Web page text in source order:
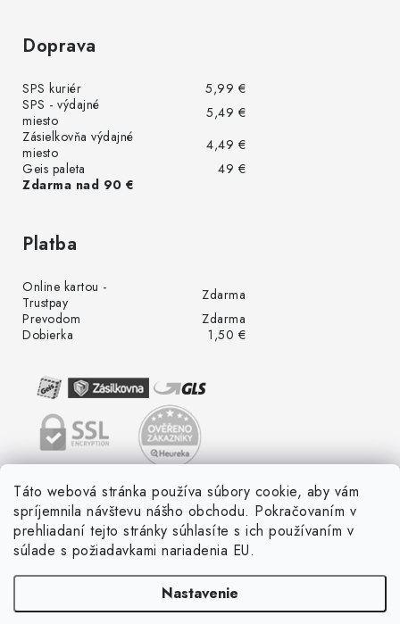
Táto webová stránka používa súbory cookie, aby vám
spríjemnila návštevu nášho obchodu. Pokračovaním v
prehliadaní tejto stránky súhlasíte s ich používaním v
súlade s požiadavkami nariadenia EU.
Nastavenie
Doprava
SPS kuriér
5,99 €
SPS - výdajné
miesto
5,49 €
Zásielkovňa výdajné
miesto
4,49 €
Geis paleta
49 €
Zdarma nad 90 €
Platba
Online kartou -
Trustpay
Zdarma
Prevodom
Zdarma
Dobierka
1,50 €